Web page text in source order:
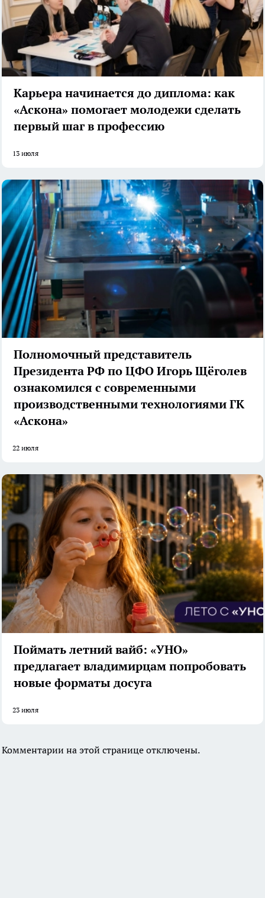
Карьера начинается до диплома: как
«Аскона» помогает молодежи сделать
первый шаг в профессию
13 июля
Полномочный представитель
Президента РФ по ЦФО Игорь Щёголев
ознакомился с современными
производственными технологиями ГК
«Аскона»
22 июля
Поймать летний вайб: «УНО»
предлагает владимирцам попробовать
новые форматы досуга
23 июля
Комментарии на этой странице отключены.